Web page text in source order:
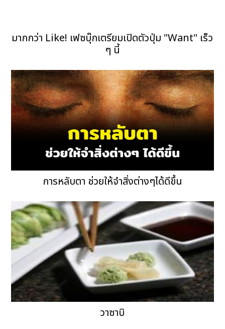
มากกว่า Like! เฟซบุ๊กเตรียมเปิดตัวปุ่ม "Want" เร็ว
ๆ นี้
การหลับตา ช่วยให้จำสิ่งต่างๆได้ดีขึ้น
วาซาบิ